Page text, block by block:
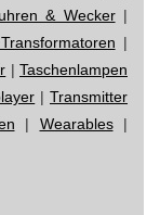
& Wecker|
|
| Taschenlampen
| Transmitter
| Wearables|